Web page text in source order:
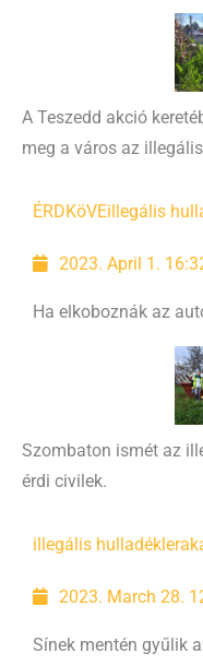
A Teszedd akció
meg a város az
ÉRDKöVEillegális
2023. April 1.
Ha elkoboznák az
Szombaton ismét az
érdi civilek.
illegális
2023. March 28.
Sínek mentén gyűlik